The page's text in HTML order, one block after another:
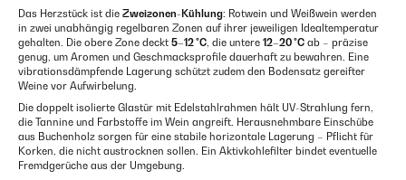
Das Herzstück ist die Zweizonen-Kühlung: Rotwein und Weißwein werden
in zwei unabhängig regelbaren Zonen auf ihrer jeweiligen Idealtemperatur
gehalten. Die obere Zone deckt 5–12 °C, die untere 12–20 °C ab – präzise
genug, um Aromen und Geschmacksprofile dauerhaft zu bewahren. Eine
vibrationsdämpfende Lagerung schützt zudem den Bodensatz gereifter
Weine vor Aufwirbelung.
Die doppelt isolierte Glastür mit Edelstahlrahmen hält UV-Strahlung fern,
die Tannine und Farbstoffe im Wein angreift. Herausnehmbare Einschübe
aus Buchenholz sorgen für eine stabile horizontale Lagerung – Pflicht für
Korken, die nicht austrocknen sollen. Ein Aktivkohlefilter bindet eventuelle
Fremdgerüche aus der Umgebung.